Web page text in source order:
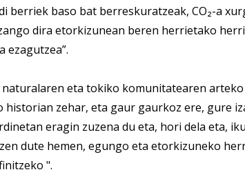
baso bat berreskuratzeak, CO₂-a
dira etorkizunean beren herrietako
ezagutzea”.
eta tokiko komunitatearen
zehar, eta gaur gaurkoz ere, gure
eragin zuzena du eta, hori dela eta,
dute hemen, egungo eta etorkizuneko
".